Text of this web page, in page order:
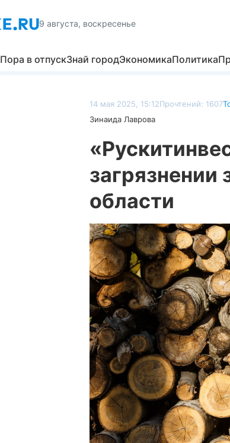
9 августа, воскресенье
Пора в отпускЗнай городЭкономикаПолитика
14 мая 2025, 15:12Прочтений: 1607
Зинаида Лаврова
загрязнении
области